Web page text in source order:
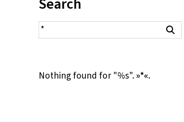
search result
Nothing found for "%s".»*«.